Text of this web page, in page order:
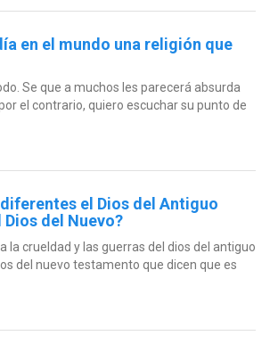
en el mundo una religión que
Se que a muchos les parecerá absurda
el contrario, quiero escuchar su punto de
el Dios del Antiguo
del Nuevo?
la crueldad y las guerras del dios del antiguo
del nuevo testamento que dicen que es